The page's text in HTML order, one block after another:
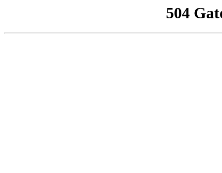
504